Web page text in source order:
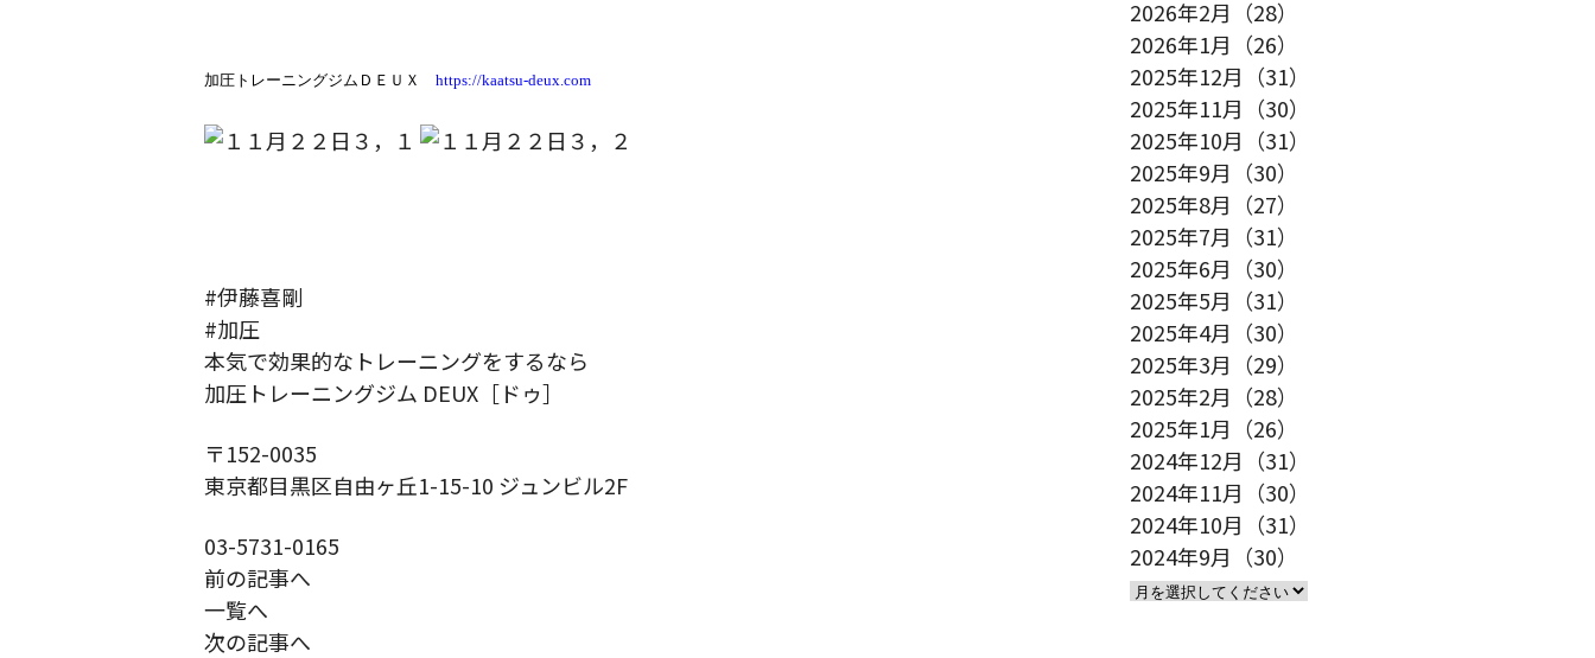
加圧トレーニングジムＤＥＵＸ https://kaatsu-deux.com
#伊藤喜剛
#加圧
本気で効果的なトレーニングをするなら
加圧トレーニングジム DEUX［ドゥ］
〒152-0035
東京都目黒区自由ヶ丘1-15-10 ジュンビル2F
03-5731-0165
前の記事へ
一覧へ
次の記事へ
2026年2月（28）
2026年1月（26）
2025年12月（31）
2025年11月（30）
2025年10月（31）
2025年9月（30）
2025年8月（27）
2025年7月（31）
2025年6月（30）
2025年5月（31）
2025年4月（30）
2025年3月（29）
2025年2月（28）
2025年1月（26）
2024年12月（31）
2024年11月（30）
2024年10月（31）
2024年9月（30）